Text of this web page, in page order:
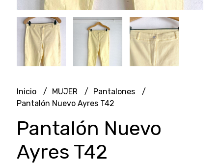
Inicio MUJER
Pantalones
Pantalón Nuevo Ayres T42
Pantalón Nuevo
Ayres T42